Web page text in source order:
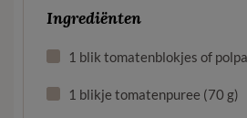
Ingrediënten
1 blik tomatenblokjes of
1 blikje tomatenpuree (70 g)